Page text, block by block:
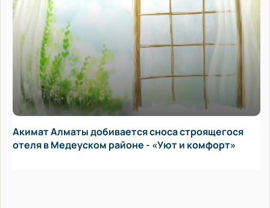
Алматы добивается сноса строящегося
в Медеуском районе - «Уют и комфорт»